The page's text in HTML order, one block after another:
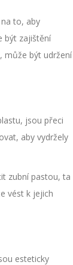
to, aby
být zajištění
může být udržení
jsou přeci
aby vydržely
zubní pastou, ta
vést k jejich
esteticky